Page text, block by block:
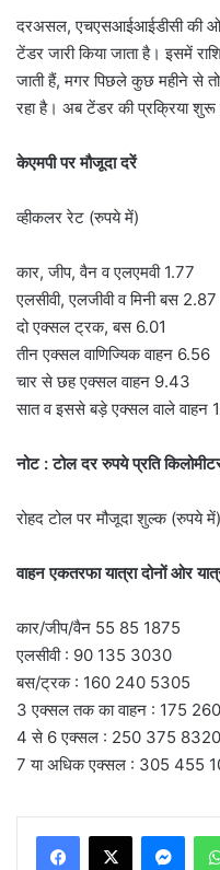
दरअसल, एचएसआईआईडीसी की
टेंडर जारी किया जाता है। इसमें
जाती हैं, मगर पिछले कुछ महीने से
रहा है। अब टेंडर की प्रक्रिया शुरू
केएमपी पर मौजूदा दरें
व्हीकलर रेट (रुपये में)
कार, जीप, वैन व एलएमवी 1.77
एलसीवी, एलजीवी व मिनी बस 2.87
दो एक्सल ट्रक, बस 6.01
तीन एक्सल वाणिज्यिक वाहन 6.56
चार से छह एक्सल वाहन 9.43
सात व इससे बड़े एक्सल वाले वाहन
नोट : टोल दर रुपये प्रति
रोहद टोल पर मौजूदा शुल्क (रुपये में)
वाहन एकतरफा यात्रा दोनों ओर
कार/जीप/वैन 55 85 1875
एलसीवी : 90 135 3030
बस/ट्रक : 160 240 5305
3 एक्सल तक का वाहन : 175
4 से 6 एक्सल : 250 375 8320
7 या अधिक एक्सल : 305 455